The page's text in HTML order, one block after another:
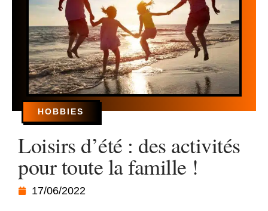
HOBBIES
Loisirs d’été : des activités
pour toute la famille !
17/06/2022